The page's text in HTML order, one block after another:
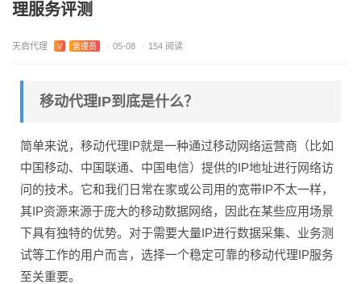
理服务评测
天启代理 V 管理员 / 05-08 / 154 阅读
移动代理IP到底是什么？
简单来说，移动代理IP就是一种通过移动网络运营商（比如
中国移动、中国联通、中国电信）提供的IP地址进行网络访
问的技术。它和我们日常在家或公司用的宽带IP不太一样，
其IP资源来源于庞大的移动数据网络，因此在某些应用场景
下具有独特的优势。对于需要大量IP进行数据采集、业务测
试等工作的用户而言，选择一个稳定可靠的移动代理IP服务
至关重要。